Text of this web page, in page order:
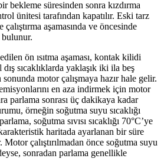
bekleme süresinden sonra kızdırma
ünitesi tarafından kapatılır. Eski tarz
aşamasında ve öncesinde
bulunur.
ön ısıtma aşaması, kontak kilidi
dış sıcaklıklarda yaklaşık iki ila beş
motor çalışmaya hazır hale gelir.
en aza indirmek için motor
parlama sonrası üç dakikaya kadar
örneğin soğutma suyu sıcaklığı
soğutma sıvısı sıcaklığı 70°C’ye
haritada ayarlanan bir süre
çalıştırılmadan önce soğutma suyu
sonradan parlama genellikle